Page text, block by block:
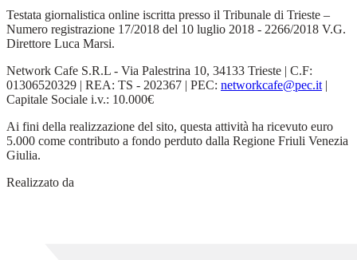
Testata giornalistica online iscritta presso il Tribunale di Trieste –
Numero registrazione 17/2018 del 10 luglio 2018 - 2266/2018 V.G.
Direttore Luca Marsi.
Network Cafe S.R.L - Via Palestrina 10, 34133 Trieste | C.F:
01306520329 | REA: TS - 202367 | PEC: networkcafe@pec.it |
Capitale Sociale i.v.: 10.000€
Ai fini della realizzazione del sito, questa attività ha ricevuto euro
5.000 come contributo a fondo perduto dalla Regione Friuli Venezia
Giulia.
Realizzato da